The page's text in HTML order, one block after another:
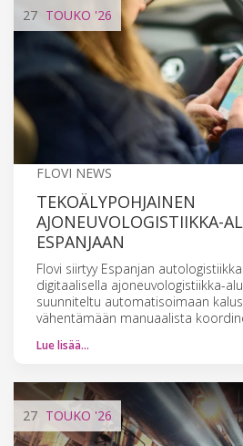
27 TOUKO '26
FLOVI NEWS
TEKOÄLYPOHJAINEN
AJONEUVOLOGISTIIKKA-
ESPANJAAN
Flovi siirtyy Espanjan
digitaalisella ajoneuvologistiikka-
suunniteltu automatisoimaan
vähentämään manuaalista
Lue lisää…
27 TOUKO '26